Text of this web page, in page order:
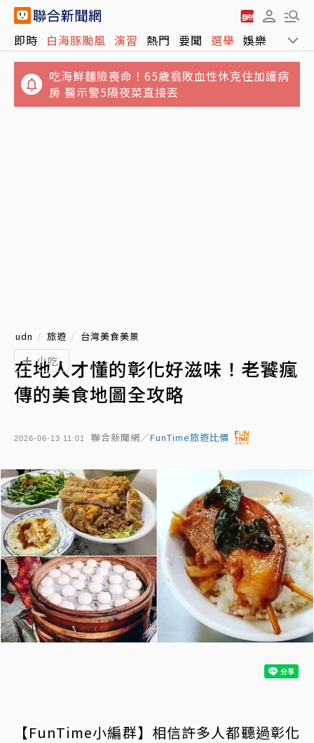
即時 白海豚颱風 演習 熱門 要聞 選舉 娛樂 運動
房 醫示警5隔夜菜直接丟
伊朗內部盛傳最高領袖病危隨時會死！德黑蘭
官媒突公布穆吉塔巴影片
udn 旅遊 台灣美食美景
在地人才懂的彰化好滋味！老饕瘋
傳的美食地圖全攻略
2026-06-13 11:01 聯合新聞網／FunTime旅遊比價
小吃
【FunTime小編群】相信許多人都聽過彰化